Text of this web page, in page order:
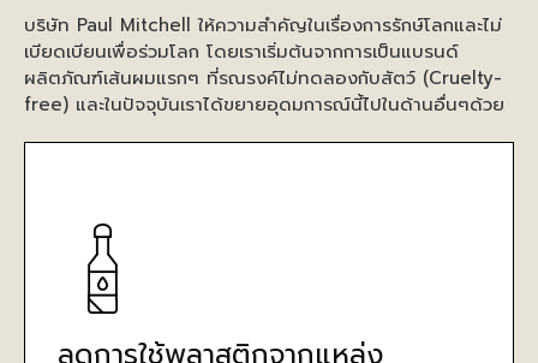
บริษัท Paul Mitchell ให้ความสำคัญในเรื่องการรักษ์โลกและไม่
เบียดเบียนเพื่อร่วมโลก โดยเราเริ่มต้นจากการเป็นแบรนด์
ผลิตภัณฑ์เส้นผมแรกๆ ที่รณรงค์ไม่ทดลองกับสัตว์ (Cruelty-
free) และในปัจจุบันเราได้ขยายอุดมการณ์นี้ไปในด้านอื่นๆด้วย